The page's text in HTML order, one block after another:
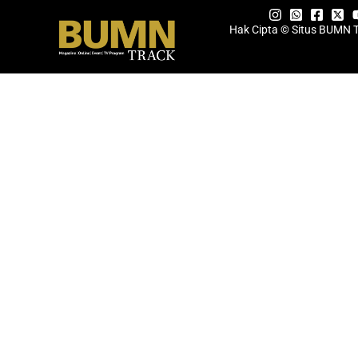
Hak Cipta © Situs BUMN